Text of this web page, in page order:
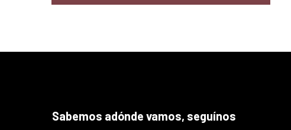
Sabemos adónde vamos, seguínos